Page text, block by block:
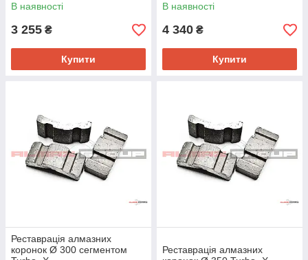
В наявності
3 255 ₴
Купити
В наявності
4 340 ₴
Купити
Реставрація алмазних
коронок Ø 300 сегментом
Реставрація алмазних